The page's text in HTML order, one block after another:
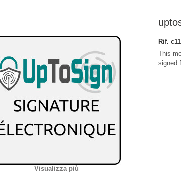
Visualizza più
Rif.
This
signed